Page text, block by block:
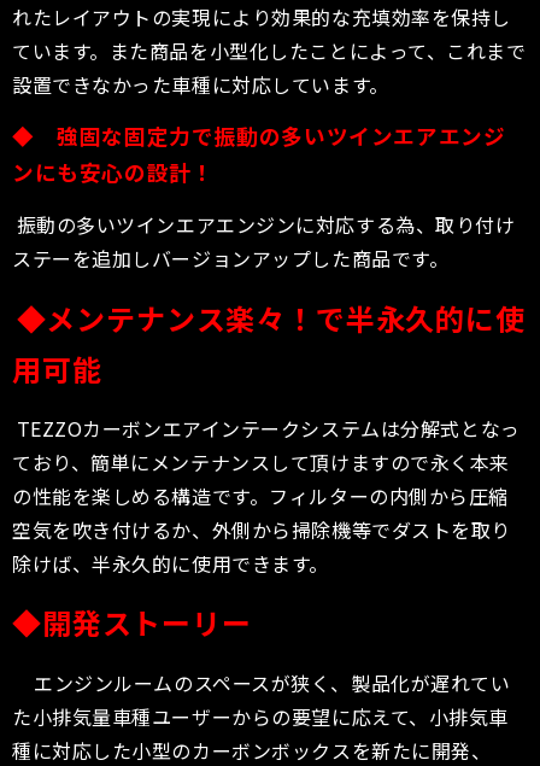
れたレイアウトの実現により効果的な充填効率を保持し
ています。また商品を小型化したことによって、これまで
設置できなかった車種に対応しています。
◆ 強固な固定力で振動の多いツインエアエンジ
ンにも安心の設計！
振動の多いツインエアエンジンに対応する為、取り付け
ステーを追加しバージョンアップした商品です。
◆メンテナンス楽々！で半永久的に使
用可能
TEZZOカーボンエアインテークシステムは分解式となっ
ており、簡単にメンテナンスして頂けますので永く本来
の性能を楽しめる構造です。フィルターの内側から圧縮
空気を吹き付けるか、外側から掃除機等でダストを取り
除けば、半永久的に使用できます。
◆開発ストーリー
エンジンルームのスペースが狭く、製品化が遅れてい
た小排気量車種ユーザーからの要望に応えて、小排気車
種に対応した小型のカーボンボックスを新たに開発、